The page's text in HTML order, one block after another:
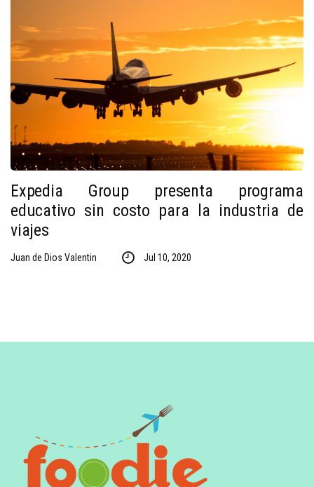
Expedia Group presenta programa
educativo sin costo para la industria de
viajes
Juan de Dios Valentin Jul 10, 2020